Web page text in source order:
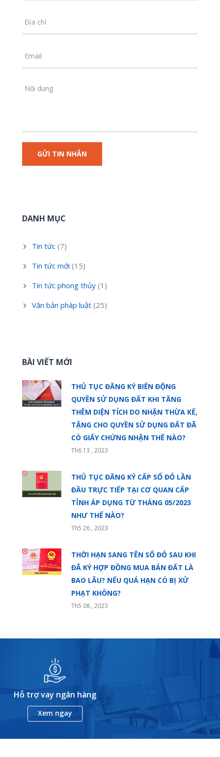
DANH MỤC
Tin tức (7)
Tin tức mới (15)
Tin tức phong thủy (1)
Văn bản pháp luật (25)
BÀI VIẾT MỚI
THỦ TỤC ĐĂNG KÝ BIẾN ĐỘNG
QUYỀN SỬ DỤNG ĐẤT KHI TĂNG
THÊM DIỆN TÍCH DO NHẬN THỪA KẾ,
TẶNG CHO QUYỀN SỬ DỤNG ĐẤT ĐÃ
CÓ GIẤY CHỨNG NHẬN THẾ NÀO?
Th6 13 , 2023
THỦ TỤC ĐĂNG KÝ CẤP SỔ ĐỎ LẦN
ĐẦU TRỰC TIẾP TẠI CƠ QUAN CẤP
TỈNH ÁP DỤNG TỪ THÁNG 05/2023
NHƯ THẾ NÀO?
Th5 26 , 2023
THỜI HẠN SANG TÊN SỔ ĐỎ SAU KHI
ĐÃ KÝ HỢP ĐỒNG MUA BÁN ĐẤT LÀ
BAO LÂU? NẾU QUÁ HẠN CÓ BỊ XỬ
PHẠT KHÔNG?
Th5 08 , 2023
Hỗ trợ vay ngân hàng
Xem ngay